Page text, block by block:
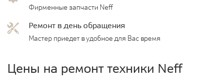
Фирменные запчасти Neff
Ремонт в день обращения
Мастер приедет в удобное для Вас время
Цены на ремонт техники Neff